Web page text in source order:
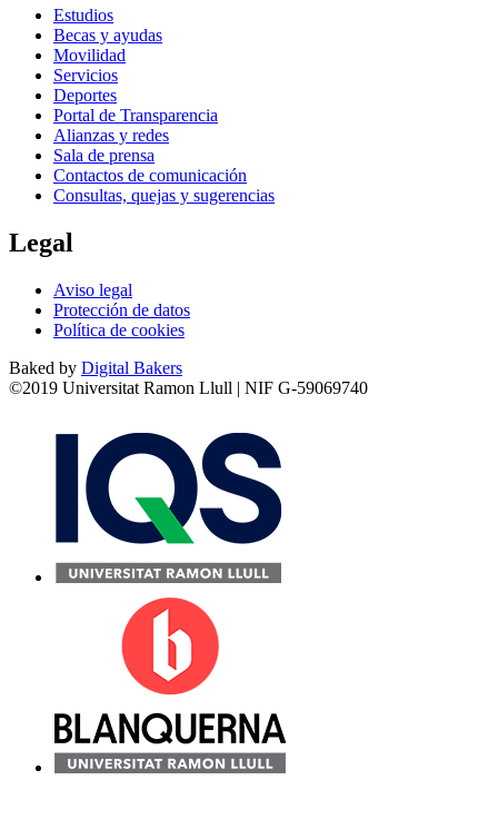
Estudios
Becas y ayudas
Movilidad
Servicios
Deportes
Portal de Transparencia
Alianzas y redes
Sala de prensa
Contactos de comunicación
Consultas, quejas y sugerencias
Legal
Aviso legal
Protección de datos
Política de cookies
Baked by Digital Bakers
©2019 Universitat Ramon Llull | NIF G-59069740